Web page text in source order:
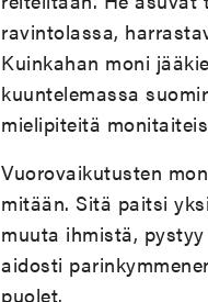
ravintolassa,
Kuinkahan moni
kuuntelemassa
mielipiteitä
Vuorovaikutusten
mitään. Sitä paitsi
muuta ihmistä,
aidosti
puolet.